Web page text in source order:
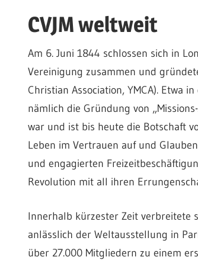
CVJM weltweit
Am 6. Juni 1844 schlossen sich in
Vereinigung zusammen und
Christian Association, YMCA). Etwa
nämlich die Gründung von
war und ist bis heute die Botschaft
Leben im Vertrauen auf und
und engagierten
Revolution mit all ihren
Innerhalb kürzester Zeit verbreitete
anlässlich der Weltausstellung in
über 27.000 Mitgliedern zu einem